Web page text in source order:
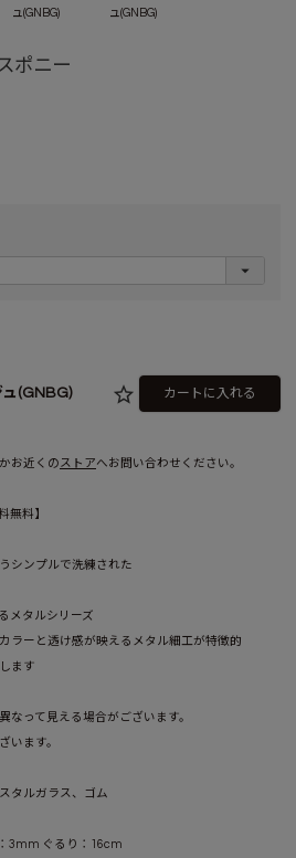
ュ(GNBG)
ュ(GNBG)
ポニー
(GNBG) カートに入れる
お近くの ストアへお問い合わせください。
無料】
シンプルで洗練された
メタルシリーズ
ラーと透け感が映えるメタル細工が特徴的
ます
って見える場合がございます。
います。
タルガラス、ゴム
3mm ぐるり：16cm